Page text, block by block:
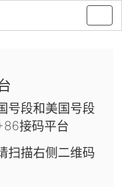
号段和美国号段
接码平台
扫描右侧二维码